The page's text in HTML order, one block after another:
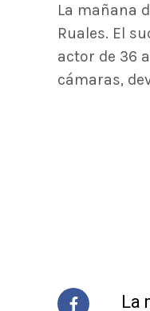
La mañana
Ruales. El
actor de 36
cámaras,
La